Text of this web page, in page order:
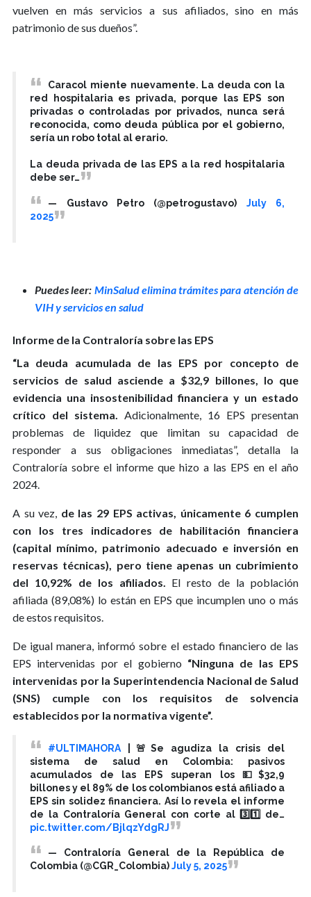
vuelven en más servicios a sus afiliados, sino en más
patrimonio de sus dueños”.
Caracol miente nuevamente. La deuda con la
red hospitalaria es privada, porque las EPS son
privadas o controladas por privados, nunca será
reconocida, como deuda pública por el gobierno,
sería un robo total al erario.
La deuda privada de las EPS a la red hospitalaria
debe ser…
— Gustavo Petro (@petrogustavo) July 6,
2025
Puedes leer: MinSalud elimina trámites para atención de
VIH y servicios en salud
Informe de la Contraloría sobre las EPS
“La deuda acumulada de las EPS por concepto de
servicios de salud asciende a $32,9 billones, lo que
evidencia una insostenibilidad financiera y un estado
crítico del sistema. Adicionalmente, 16 EPS presentan
problemas de liquidez que limitan su capacidad de
responder a sus obligaciones inmediatas”, detalla la
Contraloría sobre el informe que hizo a las EPS en el año
2024.
A su vez, de las 29 EPS activas, únicamente 6 cumplen
con los tres indicadores de habilitación financiera
(capital mínimo, patrimonio adecuado e inversión en
reservas técnicas), pero tiene apenas un cubrimiento
del 10,92% de los afiliados.
El resto de la población
afiliada (89,08%) lo están en EPS que incumplen uno o más
de estos requisitos.
De igual manera, informó sobre el estado financiero de las
EPS intervenidas por el gobierno “Ninguna de las EPS
intervenidas por la Superintendencia Nacional de Salud
(SNS) cumple con los requisitos de solvencia
establecidos por la normativa vigente”.
#ULTIMAHORA |🚨Se agudiza la crisis del
sistema de salud en Colombia: pasivos
acumulados de las EPS superan los 💵$32,9
billones y el 89% de los colombianos está afiliado a
EPS sin solidez financiera. Así lo revela el informe
de la Contraloría General con corte al 3️⃣1️⃣ de…
pic.twitter.com/BjlqzYdgRJ
— Contraloría General de la República de
Colombia (@CGR_Colombia)July 5, 2025